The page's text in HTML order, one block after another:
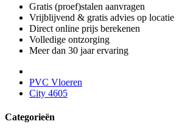
Gratis (proef)stalen aanvragen
Vrijblijvend & gratis advies op locatie
Direct online prijs berekenen
Volledige ontzorging
Meer dan 30 jaar ervaring
PVC Vloeren
City 4605
Categorieën